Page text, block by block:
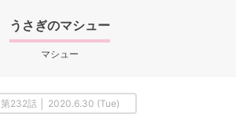
うさぎのマシュー
マシュー
第232話 │ 2020.6.30 (Tue)